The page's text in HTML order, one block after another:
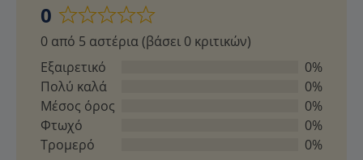
0
Βαθμολογήθηκε
με
0
από
5
0 από 5 αστέρια (βάσει 0 κριτικών)
Εξαιρετικό
0%
Πολύ καλά
0%
Μέσος όρος
0%
Φτωχό
0%
Τρομερό
0%